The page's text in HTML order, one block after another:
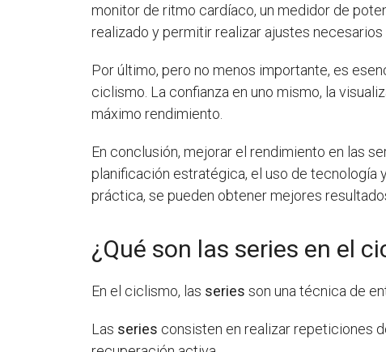
monitor de ritmo cardíaco, un medidor de
realizado y permitir realizar ajustes necesarios
Por último, pero no menos importante, es
ciclismo. La confianza en uno mismo, la
máximo rendimiento.
En conclusión, mejorar el rendimiento en las
planificación estratégica, el uso de tecnología
práctica, se pueden obtener mejores
¿Qué son las series en el
En el ciclismo, las series son una técnica de
Las series consisten en realizar repeticiones